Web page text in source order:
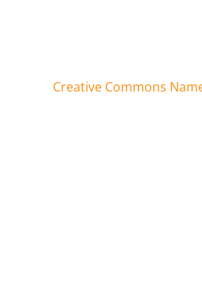
Creative Commons